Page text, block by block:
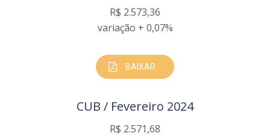
R$ 2.573,36
variação + 0,07%
BAIXAR
CUB / Fevereiro 2024
R$ 2.571,68